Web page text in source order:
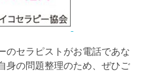
のセラピストがお電話であな
身の問題整理のため、ぜひご